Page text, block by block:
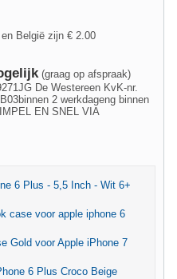
België zijn € 2.00
(graag op afspraak)
De Westereen KvK-nr.
2 werkdageng binnen
EN SNEL VIA
6 Plus - 5,5 Inch - Wit 6+
case voor apple iphone 6
Gold voor Apple iPhone 7
6 Plus Croco Beige